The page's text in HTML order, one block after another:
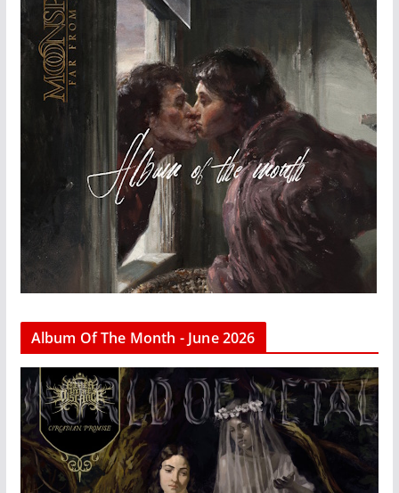
Album Of The Month - June 2026